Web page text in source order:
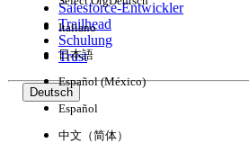
Erfahrung
Salesforce-Entwickler
Trailhead
Schulung
Trust
Deutsch
Italiano
日本語
Español (México)
Español
中文（简体）